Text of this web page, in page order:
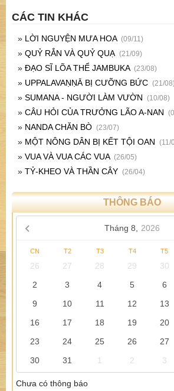
CÁC TIN KHÁC
» LỜI NGUYỆN MƯA HOA (09/11)
» QUỶ RẮN VÀ QUỶ QUẠ (21/09)
» ĐẠO SĨ LÕA THỂ JAMBUKA (23/08)
» UPPALAVAṆṆĀ BỊ CƯỠNG BỨC (21/
» SUMANA - NGƯỜI LÀM VƯỜN (10/08)
» CÂU HỎI CỦA TRƯỞNG LÃO A-NAN
» NANDA CHĂN BÒ (23/07)
» MỘT NÔNG DÂN BỊ KẾT TỘI OAN (11/
» VUA VÀ VUA CÁC VUA (26/05)
» TỶ-KHEO VÀ THẦN CÂY (26/04)
THÔNG BÁO
Tháng 8, 2026
CN T2 T3 T4 T5
26 27 28 29 30
2
3 4 5 6
9
10 11 12 13
16
17 18 19 20
23
24 25 26 27
30
31 1 2 3
Chưa có thông báo